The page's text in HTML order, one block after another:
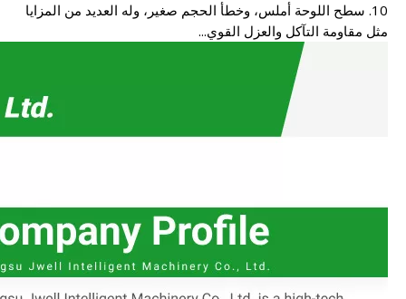
10. سطح اللوحة أملس، وخطأ الحجم صغير، وله العديد من المزايا
مثل مقاومة التآكل والعزل القوي...